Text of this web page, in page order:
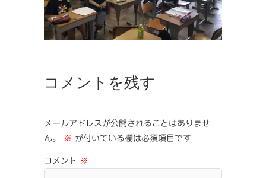
コメントを残す
メールアドレスが公開されることはありませ
ん。
※ が付いている欄は必須項目です
コメント ※